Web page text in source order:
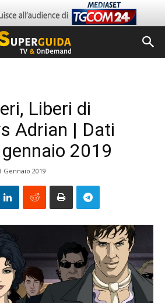
Liberi di
Adrian | Dati
2019
Gennaio 2019